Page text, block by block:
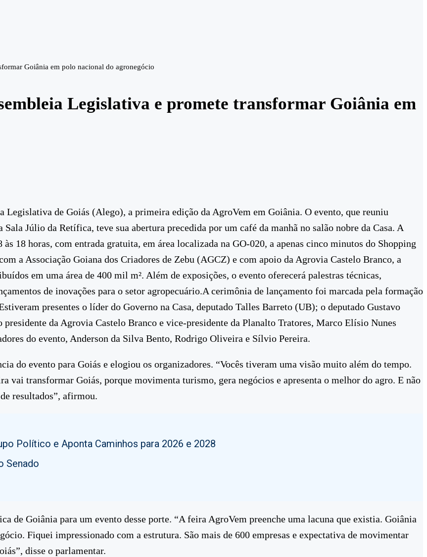
Goiânia em polo nacional do agronegócio
Legislativa e promete transformar Goiânia em
Legislativa de Goiás (Alego), a primeira edição da AgroVem em Goiânia. O evento, que reuniu
Júlio da Retífica, teve sua abertura precedida por um café da manhã no salão nobre da Casa. A
18 horas, com entrada gratuita, em área localizada na GO-020, a apenas cinco minutos do Shopping
a Associação Goiana dos Criadores de Zebu (AGCZ) e com apoio da Agrovia Castelo Branco, a
em uma área de 400 mil m². Além de exposições, o evento oferecerá palestras técnicas,
de inovações para o setor agropecuário.A cerimônia de lançamento foi marcada pela formação
presentes o líder do Governo na Casa, deputado Talles Barreto (UB); o deputado Gustavo
da Agrovia Castelo Branco e vice-presidente da Planalto Tratores, Marco Elísio Nunes
do evento, Anderson da Silva Bento, Rodrigo Oliveira e Sílvio Pereira.
do evento para Goiás e elogiou os organizadores. “Vocês tiveram uma visão muito além do tempo.
vai transformar Goiás, porque movimenta turismo, gera negócios e apresenta o melhor do agro. E não
resultados”, afirmou.
Político e Aponta Caminhos para 2026 e 2028
Senado
de Goiânia para um evento desse porte. “A feira AgroVem preenche uma lacuna que existia. Goiânia
Fiquei impressionado com a estrutura. São mais de 600 empresas e expectativa de movimentar
disse o parlamentar.